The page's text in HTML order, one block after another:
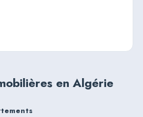
en Algérie